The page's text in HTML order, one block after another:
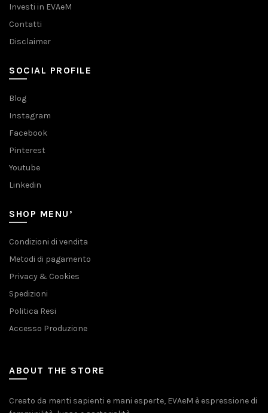
Investi in EVAeM
Contatti
Disclaimer
SOCIAL PROFILE
Blog
Instagram
Facebook
Pinterest
Youtube
Linkedin
SHOP MENU’
Condizioni di vendita
Metodi di pagamento
Privacy & Cookies
Spedizioni
Politica Resi
Accesso Produzione
ABOUT THE STORE
Creato da menti sapienti e mani esperte, EVAeM è espressione di